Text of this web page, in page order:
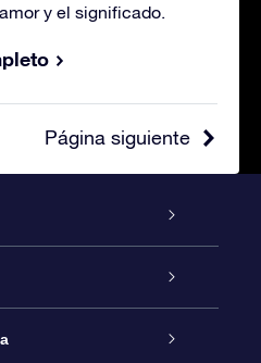
y el significado.
Página siguiente